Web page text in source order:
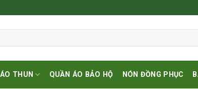
ÁO THUN QUẦN ÁO BẢO HỘ NÓN ĐỒNG PHỤC